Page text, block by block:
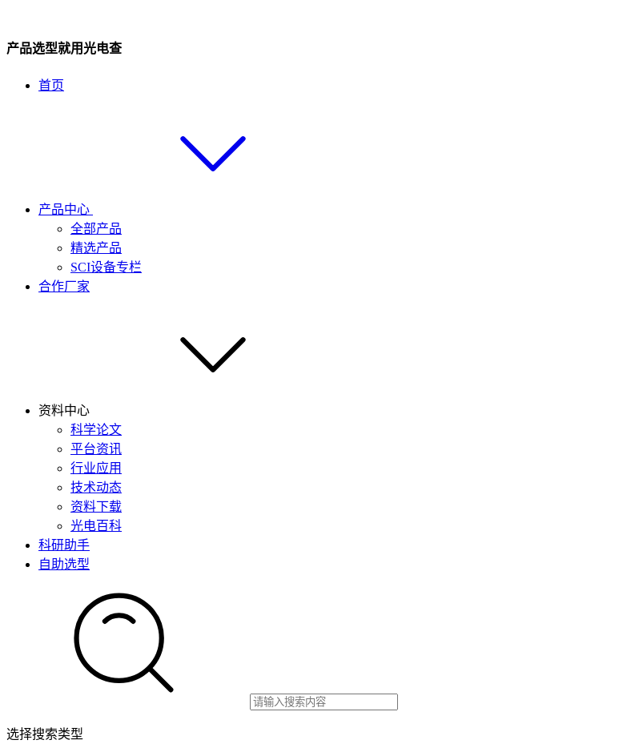
产品选型就用光电查
首页
产品中心
全部产品
精选产品
SCI设备专栏
合作厂家
资料中心
科学论文
平台资讯
行业应用
技术动态
资料下载
光电百科
科研助手
自助选型
选择搜索类型